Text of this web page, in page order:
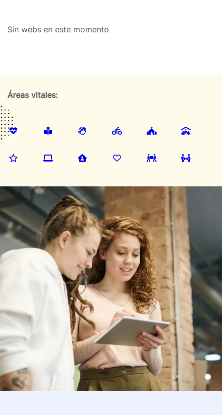
Sin webs en este momento
Áreas vitales: